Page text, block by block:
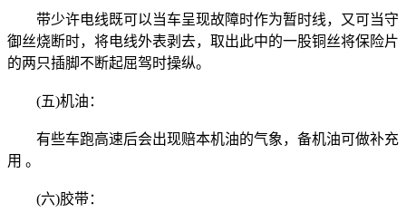
带少许电线既可以当车呈现故障时作为暂时线，又可当守
御丝烧断时，将电线外表剥去，取出此中的一股铜丝将保险片
的两只插脚不断起屈驾时操纵。
(五)机油：
有些车跑高速后会出现赔本机油的气象，备机油可做补充
用 。
(六)胶带：